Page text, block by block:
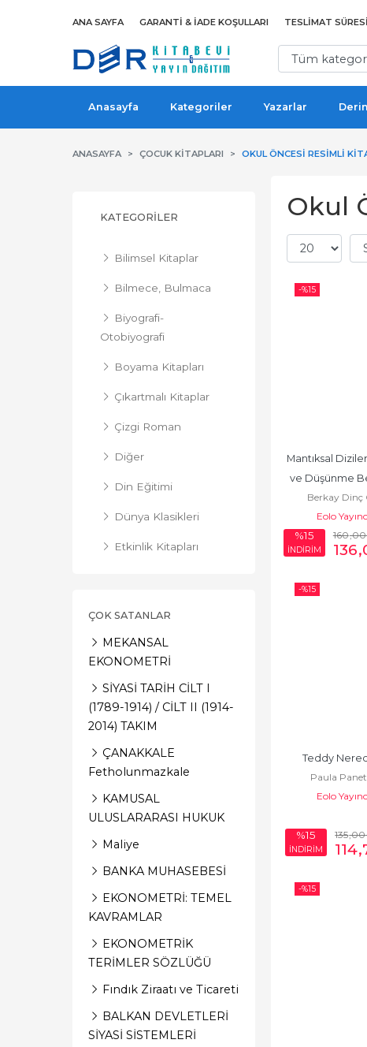
ANA SAYFA GARANTI & İADE KOŞULLARI TESLIMAT
Anasayfa Kategoriler Yazarlar
ANASAYFA ÇOCUK KITAPLARI OKUL ÖNCESI RESIMLI
KATEGORILER
Bilimsel Kitaplar
Bilmece, Bulmaca
Biyografi-
Otobiyografi
Boyama Kitapları
Çıkartmalı Kitaplar
Çizgi Roman
Diğer
Din Eğitimi
Dünya Klasikleri
Etkinlik Kitapları
Masallar
Okul Öncesi Resimli
Kitaplar
Okul Öncesi Şekilli
Kitaplar
Oyun Kitapları
Referans Kitaplar
Roman-Öykü
Türk Klasikleri
Yapbozlu Kitaplar
ÇOK SATANLAR
MEKANSAL
EKONOMETRİ
SİYASİ TARİH CİLT I
(1789-1914) / CİLT II (1914-
2014) TAKIM
ÇANAKKALE
Fetholunmazkale
KAMUSAL
ULUSLARARASI HUKUK
Maliye
BANKA MUHASEBESİ
EKONOMETRİ: TEMEL
KAVRAMLAR
EKONOMETRİK
TERİMLER SÖZLÜĞÜ
Fındık Ziraatı ve Ticareti
BALKAN DEVLETLERİ
SİYASİ SİSTEMLERİ
Okul
-%15
Mantıksal
ve Düşünme
Berkay Dinç
Eolo
%15
İNDİRİM
160,00
136
-%15
Teddy
Paula
Eolo
%15
İNDİRİM
135,00
114
-%15